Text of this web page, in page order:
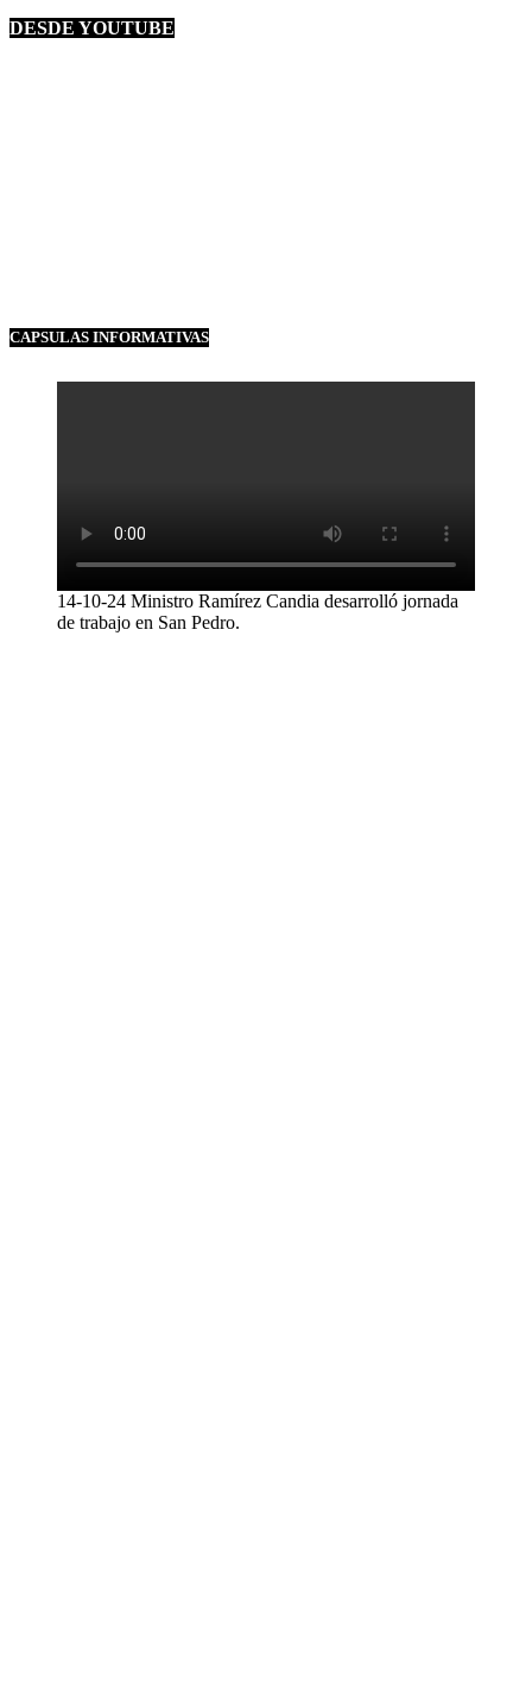
DESDE YOUTUBE
CAPSULAS INFORMATIVAS
14-10-24 Ministro Ramírez Candia desarrolló jornada
de trabajo en San Pedro.